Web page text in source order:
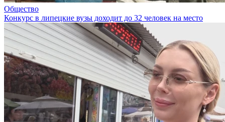
Общество
Конкурс в липецкие вузы доходит до 32 человек на место